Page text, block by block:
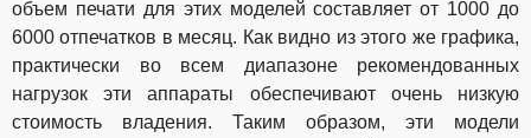
объем печати для этих моделей составляет от 1000 до
6000 отпечатков в месяц. Как видно из этого же графика,
практически во всем диапазоне рекомендованных
нагрузок эти аппараты обеспечивают очень низкую
стоимость владения. Таким образом, эти модели